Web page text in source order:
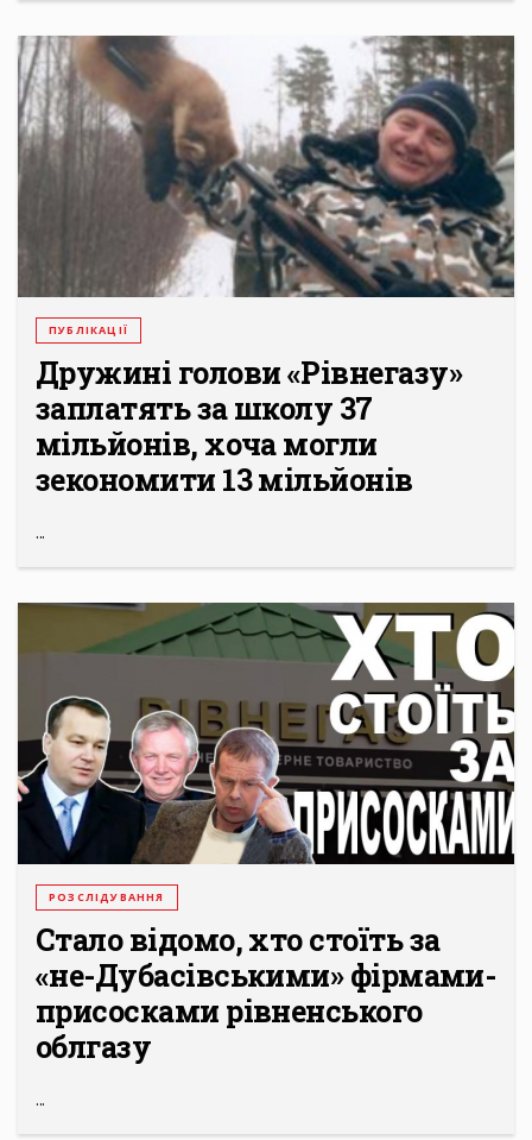
ПУБЛІКАЦІЇ
Дружині голови «Рівнегазу»
заплатять за школу 37
мільйонів, хоча могли
зекономити 13 мільйонів
...
РОЗСЛІДУВАННЯ
Стало відомо, хто стоїть за
«не-Дубасівськими» фірмами-
присосками рівненського
облгазу
...